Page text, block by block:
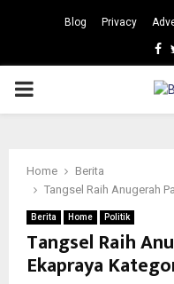
Blog Privacy
PRIMARY
Home
Berita
Tangsel Raih Anugerah
Berita Home Politik
Tangsel Raih
Ekapraya